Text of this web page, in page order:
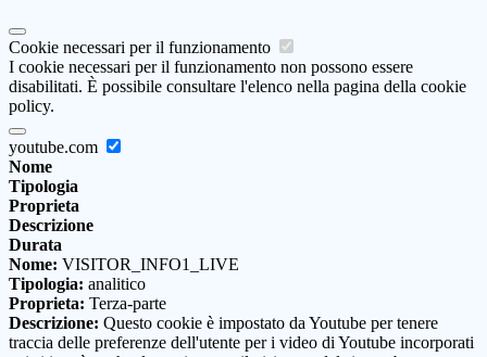
Cookie necessari per il funzionamento
I cookie necessari per il funzionamento non possono essere
disabilitati. È possibile consultare l'elenco nella pagina della cookie
policy.
youtube.com
Nome
Tipologia
Proprieta
Descrizione
Durata
Nome: VISITOR_INFO1_LIVE
Tipologia: analitico
Proprieta: Terza-parte
Descrizione: Questo cookie è impostato da Youtube per tenere
traccia delle preferenze dell'utente per i video di Youtube incorporati